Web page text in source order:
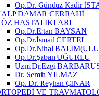
Op.Dr. Gündüz Kadir
DAMAR CERRAHİ
HASTALIKLARI
Op.Dr.Ertan BAYSAN
Op.Dr.İsmail CERTEL
Op.Dr.Nihal
Op.Dr.Şaban UĞURLU
Uzm.Dr.Ezgi
Dr. Semih YILMAZ
Op. Dr. Reyhan ÇINAR
VE